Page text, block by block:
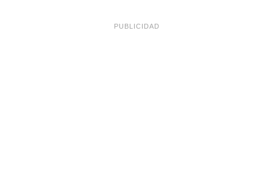
PUBLICIDAD